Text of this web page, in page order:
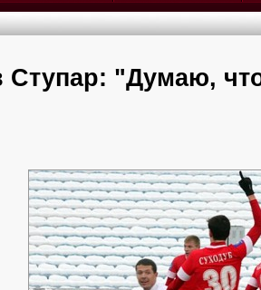
Ступар: "Думаю,